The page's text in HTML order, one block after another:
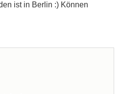
ist in Berlin :) Können